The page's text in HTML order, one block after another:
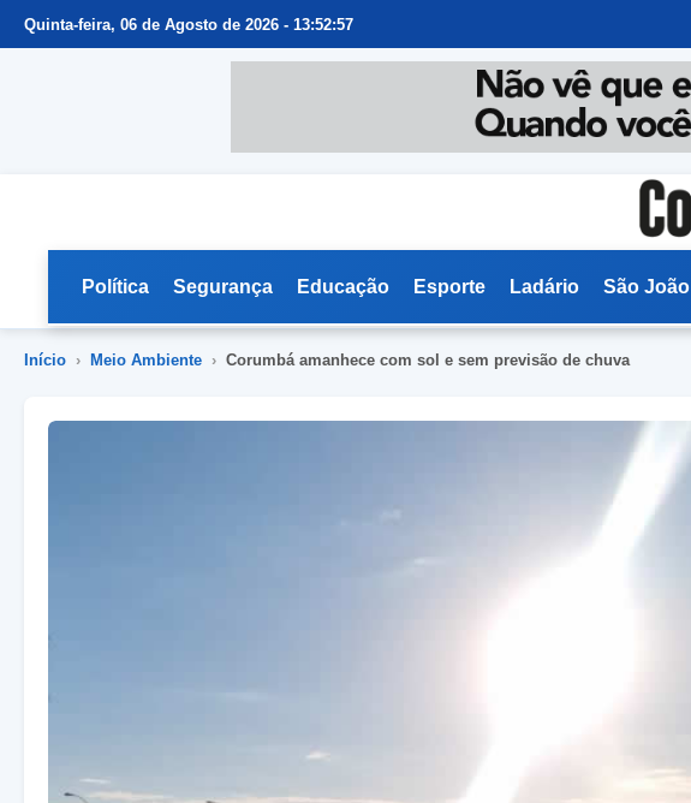
Quinta-feira, 06 de Agosto de 2026 - 13:52:58
Política Segurança Educação Esporte Ladário São João
Início › Meio Ambiente › Corumbá amanhece com sol e sem previsão de chuva